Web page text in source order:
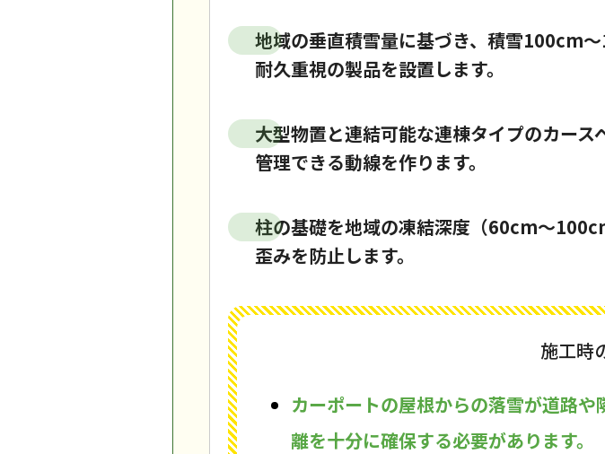
地域の垂直積雪量に基づき、積雪100cm
耐久重視の製品を設置します。
大型物置と連結可能な連棟タイプのカー
管理できる動線を作ります。
柱の基礎を地域の凍結深度（60cm〜
歪みを防止します。
施工時
カーポートの屋根からの落雪が道路
離を十分に確保する必要があります。